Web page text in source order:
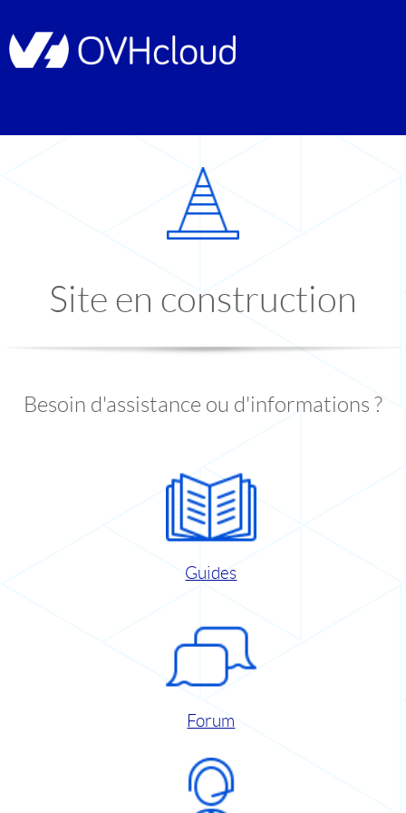
Site en construction
Besoin d'assistance ou d'informations ?
Guides
Forum